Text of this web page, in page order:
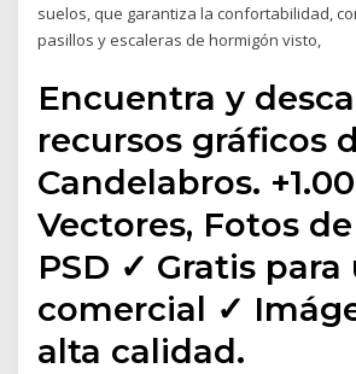
suelos, que garantiza la confortabilidad,
pasillos y escaleras de hormigón visto,
Encuentra y
recursos gráficos
Candelabros.
Vectores, Fotos
PSD ✓ Gratis para
comercial ✓
alta calidad.